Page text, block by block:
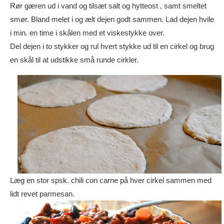
Rør gæren ud i vand og tilsæt salt og hytteost , samt smeltet
smør. Bland melet i og ælt dejen godt sammen. Lad dejen hvile
i min. en time i skålen med et viskestykke over.
Del dejen i to stykker og rul hvert stykke ud til en cirkel og brug
en skål til at udstikke små runde cirkler.
Læg en stor spsk. chili con carne på hver cirkel sammen med
lidt revet parmesan.